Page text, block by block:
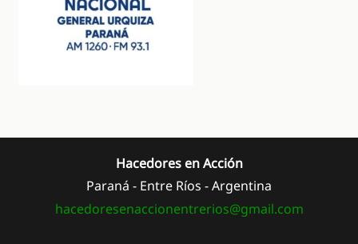
Hacedores en Acción
Paraná - Entre Ríos - Argentina
hacedoresenaccionentrerios@gmail.com